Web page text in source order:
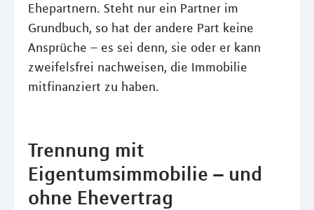
Ehepartnern. Steht nur ein Partner im
Grundbuch, so hat der andere Part keine
Ansprüche – es sei denn, sie oder er kann
zweifelsfrei nachweisen, die Immobilie
mitfinanziert zu haben.
Trennung mit
Eigentumsimmobilie – und
ohne Ehevertrag